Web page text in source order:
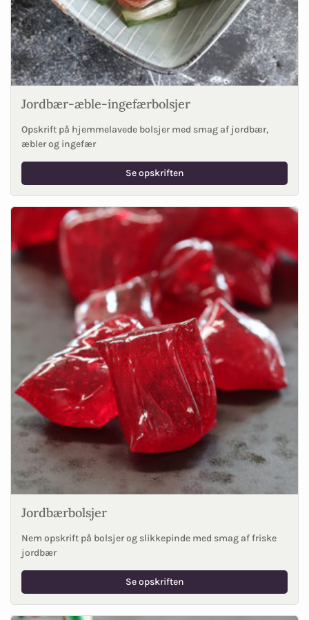
Jordbær-æble-ingefærbolsjer
Opskrift på hjemmelavede bolsjer med smag af jordbær,
æbler og ingefær
Se opskriften
Jordbærbolsjer
Nem opskrift på bolsjer og slikkepinde med smag af friske
jordbær
Se opskriften